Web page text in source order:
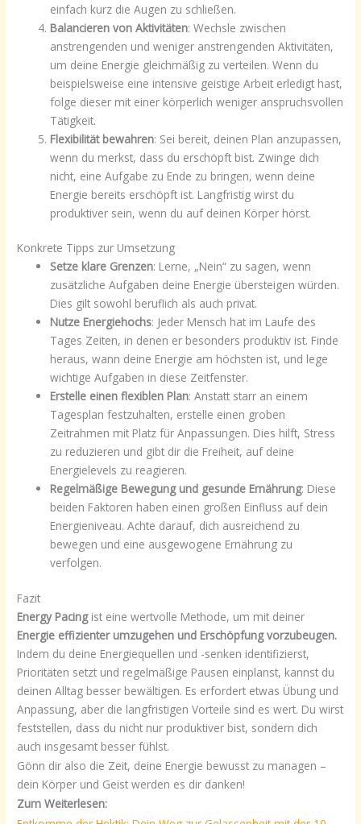
einfach kurz die Augen zu schließen.
Balancieren von Aktivitäten: Wechsle zwischen
anstrengenden und weniger anstrengenden Aktivitäten,
um deine Energie gleichmäßig zu verteilen. Wenn du
beispielsweise eine intensive geistige Arbeit erledigt hast,
folge dieser mit einer körperlich weniger anspruchsvollen
Tätigkeit.
Flexibilität bewahren: Sei bereit, deinen Plan anzupassen,
wenn du merkst, dass du erschöpft bist. Zwinge dich
nicht, eine Aufgabe zu Ende zu bringen, wenn deine
Energie bereits erschöpft ist. Langfristig wirst du
produktiver sein, wenn du auf deinen Körper hörst.
Konkrete Tipps zur Umsetzung
Setze klare Grenzen: Lerne, „Nein“ zu sagen, wenn
zusätzliche Aufgaben deine Energie übersteigen würden.
Dies gilt sowohl beruflich als auch privat.
Nutze Energiehochs: Jeder Mensch hat im Laufe des
Tages Zeiten, in denen er besonders produktiv ist. Finde
heraus, wann deine Energie am höchsten ist, und lege
wichtige Aufgaben in diese Zeitfenster.
Erstelle einen flexiblen Plan: Anstatt starr an einem
Tagesplan festzuhalten, erstelle einen groben
Zeitrahmen mit Platz für Anpassungen. Dies hilft, Stress
zu reduzieren und gibt dir die Freiheit, auf deine
Energielevels zu reagieren.
Regelmäßige Bewegung und gesunde Ernährung: Diese
beiden Faktoren haben einen großen Einfluss auf dein
Energieniveau. Achte darauf, dich ausreichend zu
bewegen und eine ausgewogene Ernährung zu
verfolgen.
Fazit
Energy Pacingist eine wertvolle Methode, um mit deiner
Energie effizienter umzugehen und Erschöpfung vorzubeugen.
Indem du deine Energiequellen und -senken identifizierst,
Prioritäten setzt und regelmäßige Pausen einplanst, kannst du
deinen Alltag besser bewältigen. Es erfordert etwas Übung und
Anpassung, aber die langfristigen Vorteile sind es wert. Du wirst
feststellen, dass du nicht nur produktiver bist, sondern dich
auch insgesamt besser fühlst.
Gönn dir also die Zeit, deine Energie bewusst zu managen –
dein Körper und Geist werden es dir danken!
Zum Weiterlesen: